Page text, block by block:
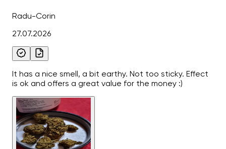
Radu-Corin
27.07.2026
It has a nice smell, a bit earthy. Not too sticky. Effect
is ok and offers a great value for the money :)